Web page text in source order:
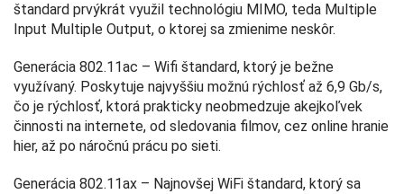
štandard prvýkrát využil technológiu MIMO, teda Multiple
Input Multiple Output, o ktorej sa zmienime neskôr.
Generácia 802.11ac – Wifi štandard, ktorý je bežne
využívaný. Poskytuje najvyššiu možnú rýchlosť až 6,9 Gb/s,
čo je rýchlosť, ktorá prakticky neobmedzuje akejkoľvek
činnosti na internete, od sledovania filmov, cez online hranie
hier, až po náročnú prácu po sieti.
Generácia 802.11ax – Najnovšej WiFi štandard, ktorý sa